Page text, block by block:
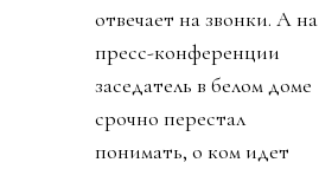
отвечает на звонки. А на
пресс-конференции
заседатель в белом доме
срочно перестал
понимать, о ком идет